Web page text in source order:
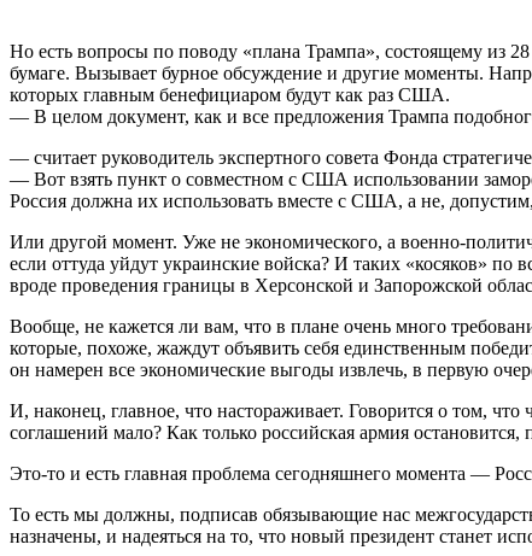
Но есть вопросы по поводу «плана Трампа», состоящему из
бумаге. Вызывает бурное обсуждение и другие моменты.
которых главным бенефициаром будут как раз США.
— В целом документ, как и все предложения Трампа
— считает руководитель экспертного совета Фонда
— Вот взять пункт о совместном с США использовании
Россия должна их использовать вместе с США, а не,
Или другой момент. Уже не экономического, а военно-
если оттуда уйдут украинские войска? И таких «косяков»
вроде проведения границы в Херсонской и Запорожской
Вообще, не кажется ли вам, что в плане очень много
которые, похоже, жаждут объявить себя единственным
он намерен все экономические выгоды извлечь, в первую
И, наконец, главное, что настораживает. Говорится о том,
соглашений мало? Как только российская армия
Это-то и есть главная проблема сегодняшнего момента —
То есть мы должны, подписав обязывающие нас
назначены, и надеяться на то, что новый президент станет